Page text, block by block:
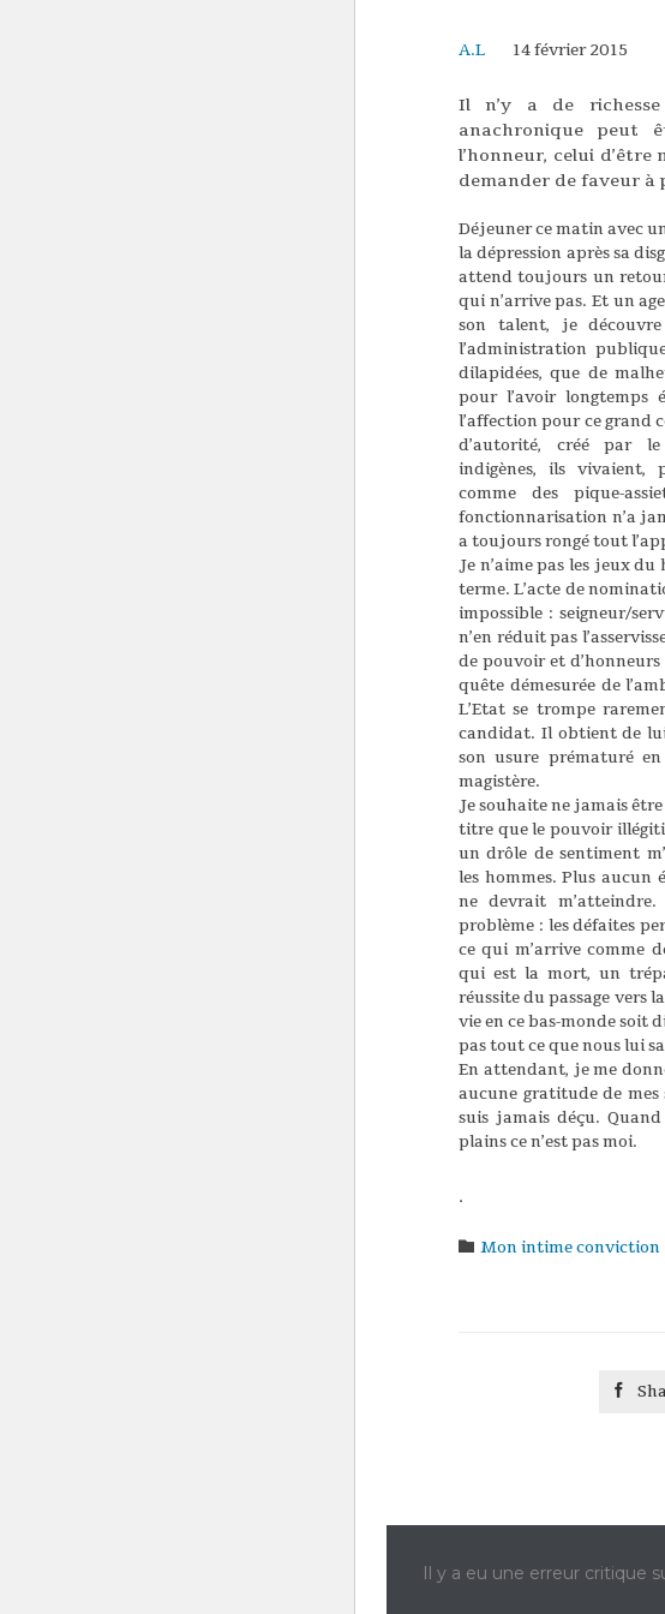
A.L 14 février 2015
Il n’y a de
anachronique peut
l’honneur, celui d’être
demander de faveur à
Déjeuner ce matin avec
la dépression après sa
attend toujours un
qui n’arrive pas. Et un
son talent, je
l’administration
dilapidées, que de
pour l’avoir longtemps
l’affection pour ce grand
d’autorité, créé par
indigènes, ils vivaient,
comme des pique-
fonctionnarisation n’a
a toujours rongé tout
Je n’aime pas les jeux
terme. L’acte de
impossible : seigneur/
n’en réduit pas
de pouvoir et
quête démesurée de
L’Etat se trompe
candidat. Il obtient de
son usure prématuré
magistère.
Je souhaite ne jamais
titre que le pouvoir
un drôle de sentiment
les hommes. Plus aucun
ne devrait
problème : les défaites
ce qui m’arrive comme
qui est la mort, un
réussite du passage vers
vie en ce bas-monde soit
pas tout ce que nous lui
En attendant, je me
aucune gratitude de mes
suis jamais déçu.
plains ce n’est pas moi.
.
 Category
Mon intime conviction

Il y a eu une erreur critique